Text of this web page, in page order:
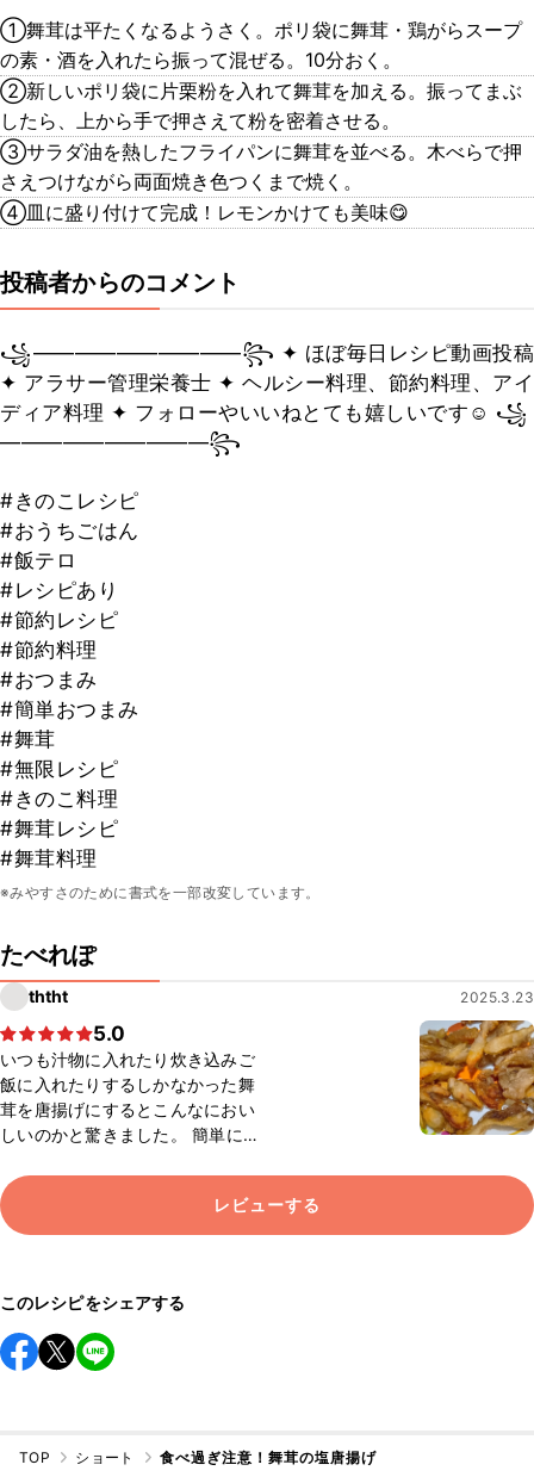
①舞茸は平たくなるようさく。ポリ袋に舞茸・鶏がらスープ
の素・酒を入れたら振って混ぜる。10分おく。
②新しいポリ袋に片栗粉を入れて舞茸を加える。振ってまぶ
したら、上から手で押さえて粉を密着させる。
③サラダ油を熱したフライパンに舞茸を並べる。木べらで押
さえつけながら両面焼き色つくまで焼く。
④皿に盛り付けて完成！レモンかけても美味😋
投稿者からのコメント
꧁——————————꧂ ✦ ほぼ毎日レシピ動画投稿
✦ アラサー管理栄養士 ✦ ヘルシー料理、節約料理、アイ
ディア料理 ✦ フォローやいいねとても嬉しいです☺︎ ꧁
——————————꧂
#きのこレシピ
#おうちごはん
#飯テロ
#レシピあり
#節約レシピ
#節約料理
#おつまみ
#簡単おつまみ
#舞茸
#無限レシピ
#きのこ料理
#舞茸レシピ
#舞茸料理
※みやすさのために書式を一部改変しています。
たべれぽ
ththt 2025.3.23
5.0
いつも汁物に入れたり炊き込みご
飯に入れたりするしかなかった舞
茸を唐揚げにするとこんなにおい
しいのかと驚きました。 簡単に1
りたいと思います。
レビューする
このレシピをシェアする
TOP ショート 食べ過ぎ注意！舞茸の塩唐揚げ